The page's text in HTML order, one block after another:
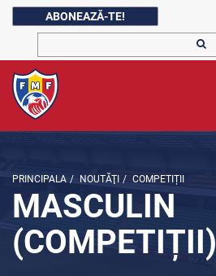
ABONEAZĂ-TE!
PRINCIPALA / NOUTĂŢI / COMPETIȚII
MASCULIN
(COMPETIȚII)